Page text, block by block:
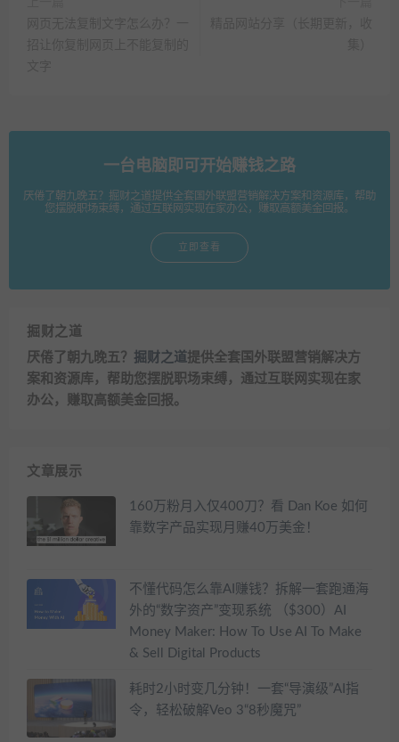
一台电脑即可开始赚钱之路
厌倦了朝九晚五？掘财之道提供全套国外联盟营销解决方案和资源库，帮助
您摆脱职场束缚，通过互联网实现在家办公，赚取高额美金回报。
立即查看
掘财之道
厌倦了朝九晚五？ 掘财之道提供全套国外联盟营销解决方
案和资源库，帮助您摆脱职场束缚，通过互联网实现在家
办公，赚取高额美金回报。
文章展示
160万粉月入仅400刀？看 Dan Koe 如何
靠数字产品实现月赚40万美金！
不懂代码怎么靠AI赚钱？拆解一套跑通海
外的“数字资产”变现系统 （$300）AI
Money Maker: How To Use AI To Make
& Sell Digital Products
耗时2小时变几分钟！一套“导演级”AI指
令，轻松破解Veo 3“8秒魔咒”